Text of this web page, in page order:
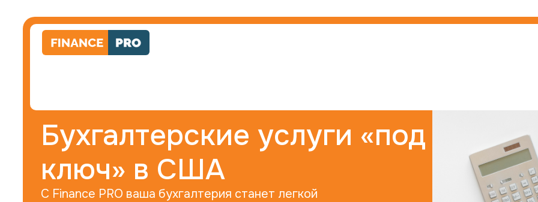
Бухгалтерские услуги «под
ключ» в США
С Finance PRO ваша бухгалтерия станет легкой